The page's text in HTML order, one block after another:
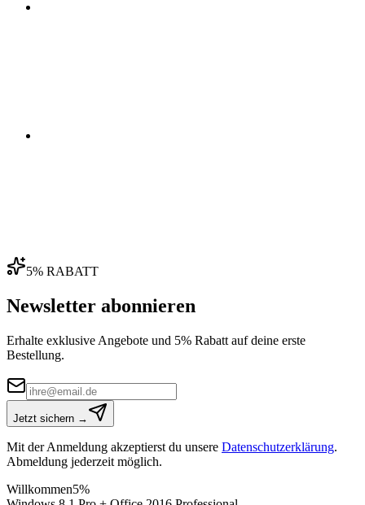
5% RABATT
Newsletter abonnieren
Erhalte exklusive Angebote und 5% Rabatt auf deine erste
Bestellung.
Jetzt sichern →
Mit der Anmeldung akzeptierst du unsere Datenschutzerklärung.
Abmeldung jederzeit möglich.
Willkommen5%